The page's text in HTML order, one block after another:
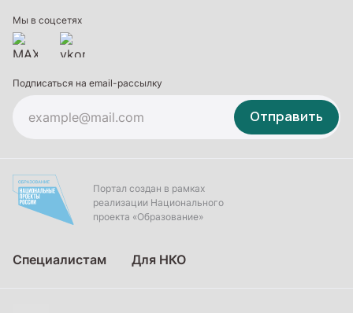
Дополнительное образование
Мы в соцсетях
Подписаться на email-рассылку
Отправить
Портал создан в рамках
реализации Национального
проекта «Образование»
Специалистам Для НКО